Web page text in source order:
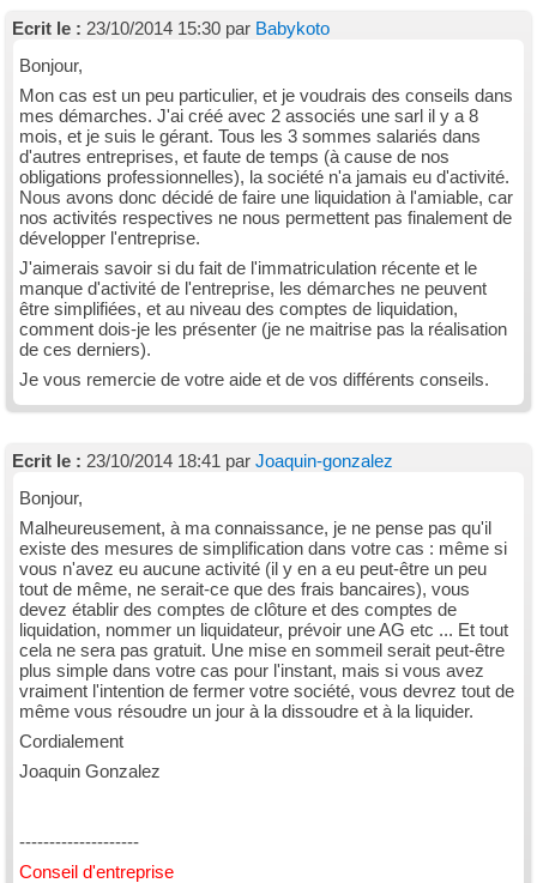
Ecrit le : 23/10/2014 15:30 par Babykoto
Bonjour,
Mon cas est un peu particulier, et je voudrais des conseils dans
mes démarches. J'ai créé avec 2 associés une sarl il y a 8
mois, et je suis le gérant. Tous les 3 sommes salariés dans
d'autres entreprises, et faute de temps (à cause de nos
obligations professionnelles), la société n'a jamais eu d'activité.
Nous avons donc décidé de faire une liquidation à l'amiable, car
nos activités respectives ne nous permettent pas finalement de
développer l'entreprise.
J'aimerais savoir si du fait de l'immatriculation récente et le
manque d'activité de l'entreprise, les démarches ne peuvent
être simplifiées, et au niveau des comptes de liquidation,
comment dois-je les présenter (je ne maitrise pas la réalisation
de ces derniers).
Je vous remercie de votre aide et de vos différents conseils.
Ecrit le : 23/10/2014 18:41 par Joaquin-gonzalez
Bonjour,
Malheureusement, à ma connaissance, je ne pense pas qu'il
existe des mesures de simplification dans votre cas : même si
vous n'avez eu aucune activité (il y en a eu peut-être un peu
tout de même, ne serait-ce que des frais bancaires), vous
devez établir des comptes de clôture et des comptes de
liquidation, nommer un liquidateur, prévoir une AG etc ... Et tout
cela ne sera pas gratuit. Une mise en sommeil serait peut-être
plus simple dans votre cas pour l'instant, mais si vous avez
vraiment l'intention de fermer votre société, vous devrez tout de
même vous résoudre un jour à la dissoudre et à la liquider.
Cordialement
Joaquin Gonzalez
--------------------
Conseil d'entreprise